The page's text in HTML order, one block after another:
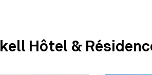
Hôtel &